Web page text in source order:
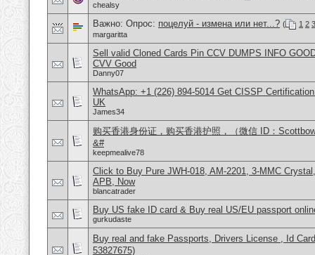
chealsy
Важно: Опрос: поцелуй - измена или нет...? ( 1 2 3
margaritta
Sell valid Cloned Cards Pin CCV DUMPS INFO
CVV Good
Danny07
WhatsApp: +1 (226) 894-5014​ Get CISSP
UK
James34
购买香港身份证，购买香港护照，（微信 ID：
&#
keepmealive78
Click to Buy Pure JWH-018, AM-2201, 3-MMC
APB, Now
blancatrader
Buy US fake ID card & Buy real US/EU passport
gurkudaste
Buy real and fake Passports, Drivers License , Id
53827675)